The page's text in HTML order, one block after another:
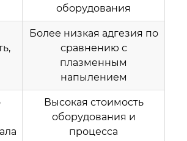
оборудования
Более низкая адгезия по
сравнению с
плазменным
напылением
Высокая стоимость
оборудования и
процесса